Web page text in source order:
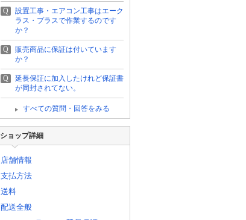
Q
設置工事・エアコン工事はエーク
ラス・プラスで作業するのです
か？
Q
販売商品に保証は付いています
か？
Q
延長保証に加入したけれど保証書
が同封されてない。
すべての質問・回答をみる
ショップ詳細
店舗情報
支払方法
送料
配送全般